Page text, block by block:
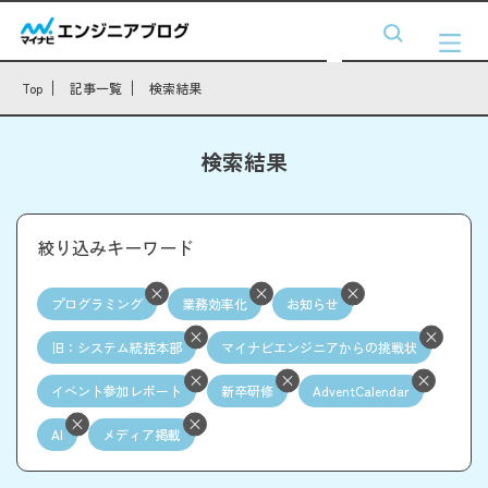
Top 記事一覧 検索結果
検索結果
絞り込みキーワード
プログラミング 業務効率化 お知らせ
旧：システム統括本部 マイナビエンジニアからの挑戦状
イベント参加レポート 新卒研修 AdventCalendar
AI メディア掲載